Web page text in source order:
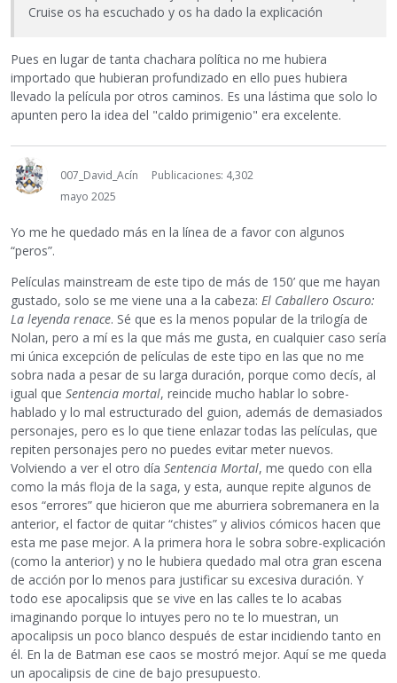
Cruise os ha escuchado y os ha dado la explicación
Pues en lugar de tanta chachara política no me hubiera
importado que hubieran profundizado en ello pues hubiera
llevado la película por otros caminos. Es una lástima que solo lo
apunten pero la idea del "caldo primigenio" era excelente.
007_David_Acín
Publicaciones: 4,302
mayo 2025
Yo me he quedado más en la línea de a favor con algunos
“peros”.
Películas mainstream de este tipo de más de 150’ que me hayan
gustado, solo se me viene una a la cabeza: El Caballero Oscuro:
La leyenda renace. Sé que es la menos popular de la trilogía de
Nolan, pero a mí es la que más me gusta, en cualquier caso sería
mi única excepción de películas de este tipo en las que no me
sobra nada a pesar de su larga duración, porque como decís, al
igual que Sentencia mortal, reincide mucho hablar lo sobre-
hablado y lo mal estructurado del guion, además de demasiados
personajes, pero es lo que tiene enlazar todas las películas, que
repiten personajes pero no puedes evitar meter nuevos.
Volviendo a ver el otro día Sentencia Mortal, me quedo con ella
como la más floja de la saga, y esta, aunque repite algunos de
esos “errores” que hicieron que me aburriera sobremanera en la
anterior, el factor de quitar “chistes” y alivios cómicos hacen que
esta me pase mejor. A la primera hora le sobra sobre-explicación
(como la anterior) y no le hubiera quedado mal otra gran escena
de acción por lo menos para justificar su excesiva duración. Y
todo ese apocalipsis que se vive en las calles te lo acabas
imaginando porque lo intuyes pero no te lo muestran, un
apocalipsis un poco blanco después de estar incidiendo tanto en
él. En la de Batman ese caos se mostró mejor. Aquí se me queda
un apocalipsis de cine de bajo presupuesto.